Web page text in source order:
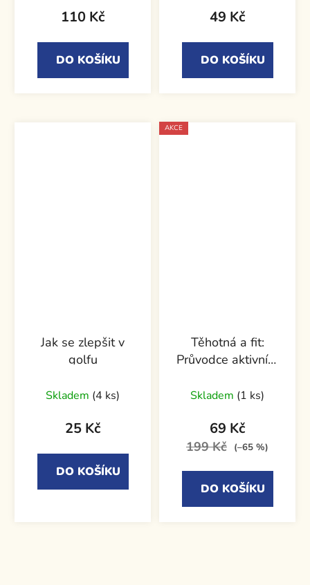
produktu
5,0
z
110 Kč
DO KOŠÍKU
49 Kč
DO KOŠÍKU
Jak se zlepšit v
golfu
Skladem (4 ks)
25 Kč
DO KOŠÍKU
AKCE
Těhotná a fit:
Průvodce aktivním
sportovkyně od
Skladem (1 ks)
69 Kč
199 Kč (–65 %)
DO KOŠÍKU